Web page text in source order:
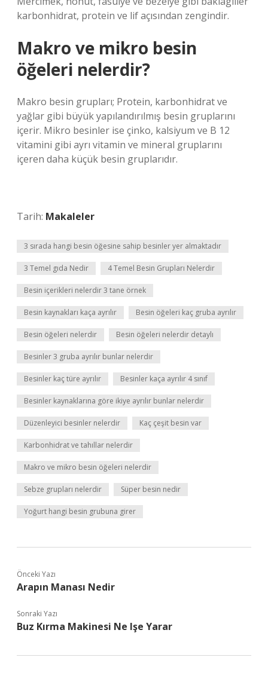
karbonhidrat, protein ve lif açısından zengindir.
Makro ve mikro besin
öğeleri nelerdir?
Makro besin grupları; Protein, karbonhidrat ve
yağlar gibi büyük yapılandırılmış besin gruplarını
içerir. Mikro besinler ise çinko, kalsiyum ve B 12
vitamini gibi ayrı vitamin ve mineral gruplarını
içeren daha küçük besin gruplarıdır.
Tarih: Makaleler
3 sırada hangi besin öğesine sahip besinler yer almaktadır
3 Temel gıda Nedir 4 Temel Besin Grupları Nelerdir
Besin içerikleri nelerdir 3 tane örnek
Besin kaynakları kaça ayrılır Besin öğeleri kaç gruba ayrılır
Besin öğeleri nelerdir Besin öğeleri nelerdir detaylı
Besinler 3 gruba ayrılır bunlar nelerdir
Besinler kaç türe ayrılır Besinler kaça ayrılır 4 sınıf
Besinler kaynaklarına göre ikiye ayrılır bunlar nelerdir
Düzenleyici besinler nelerdir Kaç çeşit besin var
Karbonhidrat ve tahıllar nelerdir
Makro ve mikro besin öğeleri nelerdir
Sebze grupları nelerdir Süper besin nedir
Yoğurt hangi besin grubuna girer
Önceki Yazı
Arapın Manası Nedir
Sonraki Yazı
Buz Kırma Makinesi Ne Işe Yarar